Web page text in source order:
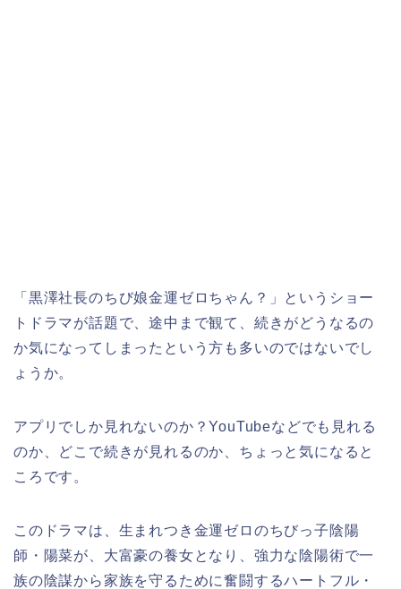
「黒澤社長のちび娘金運ゼロちゃん？ 」 というショー
トドラマが話題で、途中まで観て、続きがどうなるの
か気になってしまったという方も多いのではないでし
ょうか。
アプリでしか見れないのか？YouTubeなどでも見れる
のか、どこで続きが見れるのか、ちょっと気になると
ころです。
このドラマは、生まれつき金運ゼロのちびっ子陰陽
師・陽菜が、大富豪の養女となり、強力な陰陽術で一
族の陰謀から家族を守るために奮闘するハートフル・